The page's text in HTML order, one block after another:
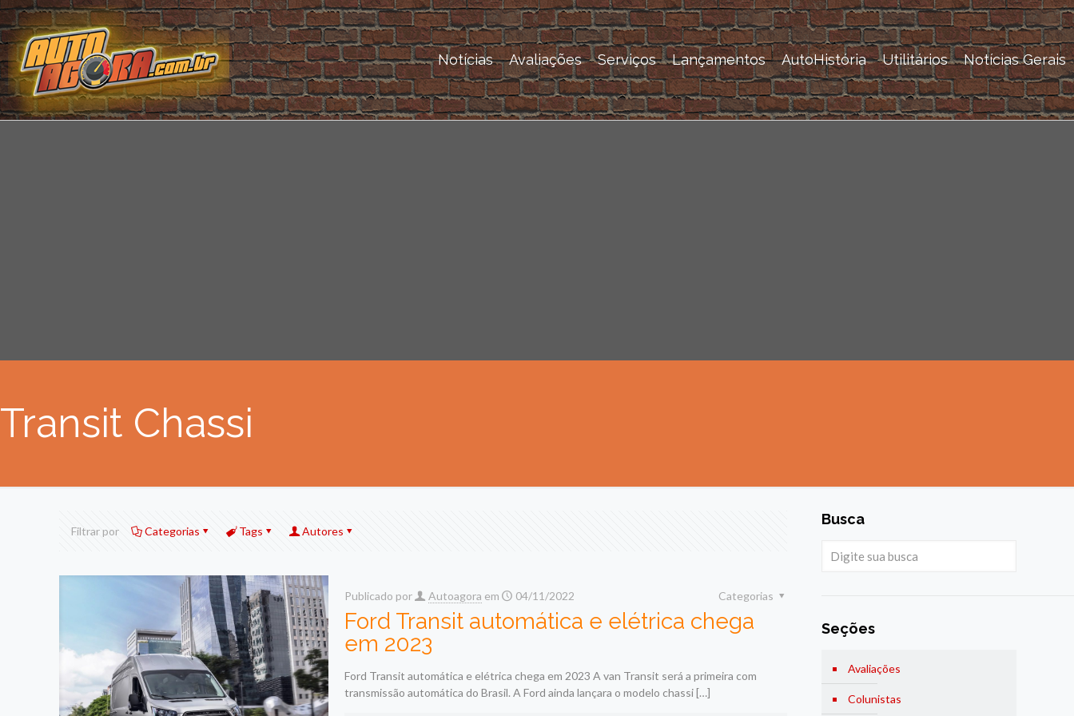
Notícias Avaliações Serviços Lançamentos AutoHistória Utilitários Notícias Gerais
Transit Chassi
Filtrar por Categorias Tags Autores
Publicado por Autoagora em 04/11/2022 Categorias
Ford Transit automática e elétrica chega
em 2023
Ford Transit automática e elétrica chega em 2023 A van Transit será a primeira com
transmissão automática do Brasil. A Ford ainda lançara o modelo chassi[…]
Busca
Seções
Avaliações
Colunistas